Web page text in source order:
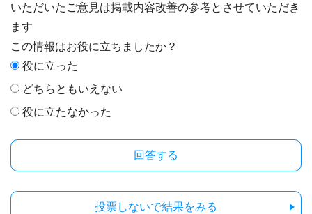
いただいたご意見は掲載内容改善の参考とさせていただき
ます
この情報はお役に立ちましたか？
役に立った
どちらともいえない
役に立たなかった
投票しないで結果をみる